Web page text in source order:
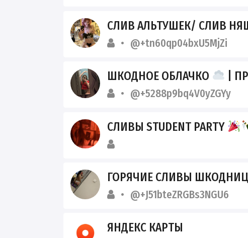
СЛИВ АЛЬТУШЕК/ СЛИВ
@+tn60qp04bxU5MjZi
ШКОДНОЕ ОБЛАЧКО |
@+5288p9bq4V0yZGYy
СЛИВЫ STUDENT PARTY
ГОРЯЧИЕ СЛИВЫ ШКОДНИЦ
@+J51bteZRGBs3NGU6
ЯНДЕКС КАРТЫ